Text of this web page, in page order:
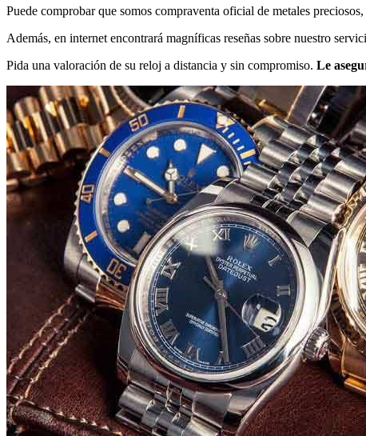
Puede comprobar que somos compraventa oficial de metales
Además, en internet encontrará magníficas reseñas sobre nuestro
Pida una valoración de su reloj a distancia y sin compromiso. Le